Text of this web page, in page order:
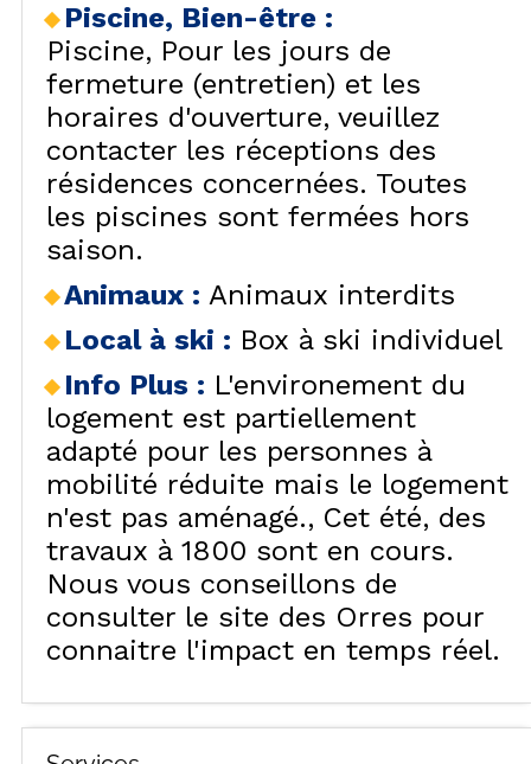
Piscine, Bien-être :
Piscine
Pour les jours de
fermeture (entretien) et les
horaires d'ouverture, veuillez
contacter les réceptions des
résidences concernées. Toutes
les piscines sont fermées hors
saison.
Animaux : Animaux interdits
Local à ski : Box à ski individuel
Info Plus : L'environement du
logement est partiellement
adapté pour les personnes à
mobilité réduite mais le logement
n'est pas aménagé.
Cet été, des
travaux à 1800 sont en cours.
Nous vous conseillons de
consulter le site des Orres pour
connaitre l'impact en temps réel.